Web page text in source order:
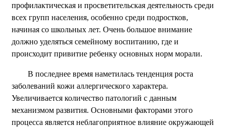
профилактическая и просветительская деятельность среди
всех групп населения, особенно среди подростков,
начиная со школьных лет. Очень большое внимание
должно уделяться семейному воспитанию, где и
происходит привитие ребенку основных норм морали.
В последнее время наметилась тенденция роста
заболеваний кожи аллергического характера.
Увеличивается количество патологий с данным
механизмом развития. Основными факторами этого
процесса является неблагоприятное влияние окружающей